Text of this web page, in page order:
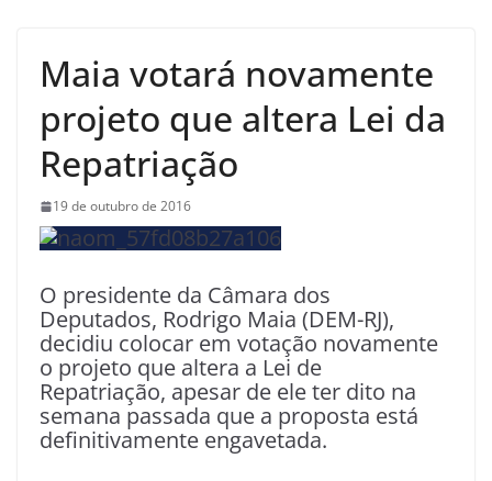
Maia votará novamente
projeto que altera Lei da
Repatriação
19 de outubro de 2016
O presidente da Câmara dos
Deputados, Rodrigo Maia (DEM-RJ),
decidiu colocar em votação novamente
o projeto que altera a Lei de
Repatriação, apesar de ele ter dito na
semana passada que a proposta está
definitivamente engavetada.